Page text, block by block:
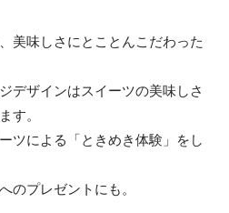
美味しさにとことんこだわった
デザインはスイーツの美味しさ
す。
ツによる「ときめき体験」をし
のプレゼントにも。